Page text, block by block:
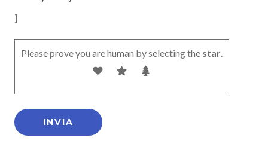
]
Please prove you are human by selecting the star.